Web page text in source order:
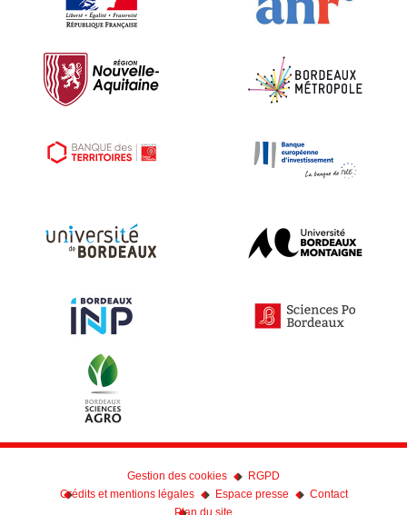
Gestion des cookies
RGPD
Crédits et mentions légales
Espace presse
Contact
Plan du site